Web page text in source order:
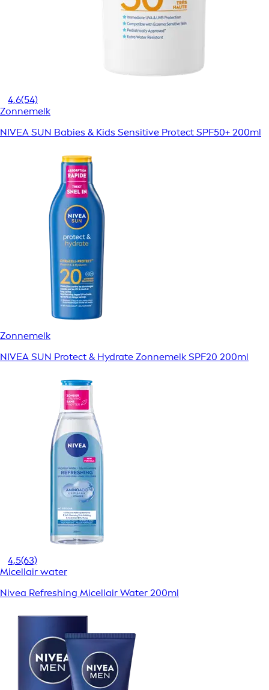
4,6(54)
Zonnemelk
NIVEA SUN Babies & Kids Sensitive Protect SPF50+ 200ml
Zonnemelk
NIVEA SUN Protect & Hydrate Zonnemelk SPF20 200ml
4,5(63)
Micellair water
Nivea Refreshing Micellair Water 200ml